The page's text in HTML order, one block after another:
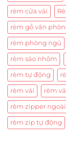
rèm cửa vải
rèm gỗ văn
rèm phòng ngủ
rèm sáo nhôm
rèm tự động
rèm vải rèm
rèm zipper
rèm zip tự động